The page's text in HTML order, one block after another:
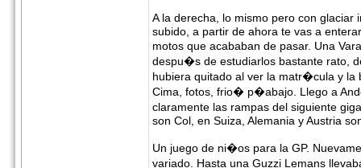
A la derecha, lo mismo pero con
subido, a partir de ahora te vas a
motos que acababan de pasar. Una
despu�s de estudiarlos bastante rato,
hubiera quitado al ver la matr�cula y
Cima, fotos, frio� p�abajo. Llego a
claramente las rampas del siguiente
son Col, en Suiza, Alemania y Austria
Un juego de ni�os para la GP.
variado. Hasta una Guzzi Lemans